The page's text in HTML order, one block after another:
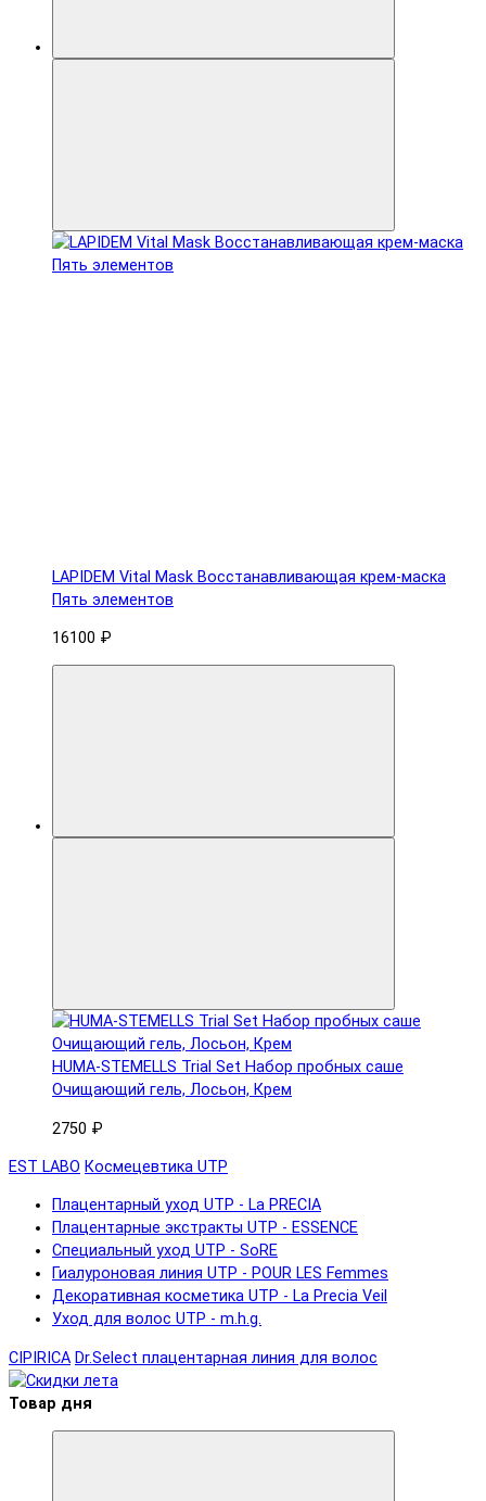
LAPIDEM Vital Mask Восстанавливающая крем-маска
Пять элементов
16100 ₽
HUMA-STEMELLS Trial Set Набор пробных саше
Очищающий гель, Лосьон, Крем
2750 ₽
EST LABO Космецевтика UTP
Плацентарный уход UTP - La PRECIA
Плацентарные экстракты UTP - ESSENCE
Специальный уход UTP - SoRE
Гиалуроновая линия UTP - POUR LES Femmes
Декоративная косметика UTP - La Precia Veil
Уход для волос UTP - m.h.g.
CIPIRICA Dr.Select плацентарная линия для волос
Товар дня